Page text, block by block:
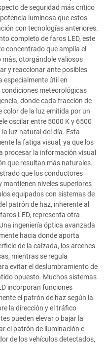
de seguridad más crítico
luminosa que estos
con tecnologías anteriores.
completo de faros LED, este
concentrado que amplía el
más, otorgándole valiosos
y reaccionar ante posibles
especialmente útil en
meteorológicas
donde cada fracción de
de la luz emitida por un
oscilar entre 5000 K y 6500
luz natural del día. Esta
la fatiga visual, ya que los
procesar la información visual
que resultan más naturales.
que los conductores
niveles superiores
equipados con sistemas de
patrón de haz, inherente al
LED, representa otra
ingeniería óptica avanzada
hacia donde aporta
de la calzada, los arcenes
mientras se regula
evitar el deslumbramiento de
opuesto. Muchos sistemas
incorporan funciones
el patrón de haz según la
la dirección y el tráfico
pueden elevar o bajar la
el patrón de iluminación e
de los vehículos detectados,